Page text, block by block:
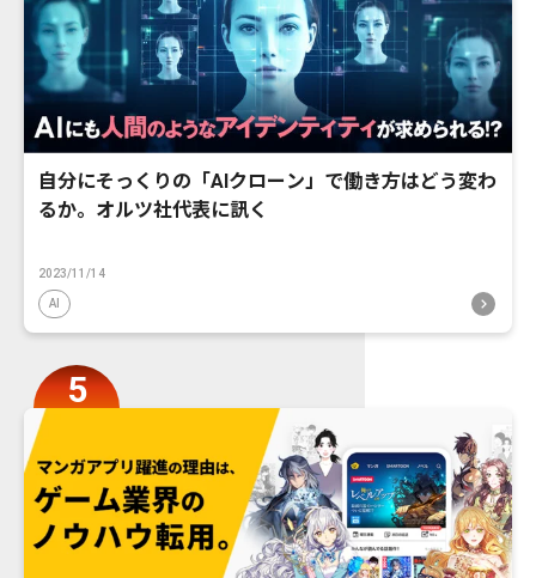
自分にそっくりの「AIクローン」で働き方はどう変わ
るか。オルツ社代表に訊く
2023/11/14
AI